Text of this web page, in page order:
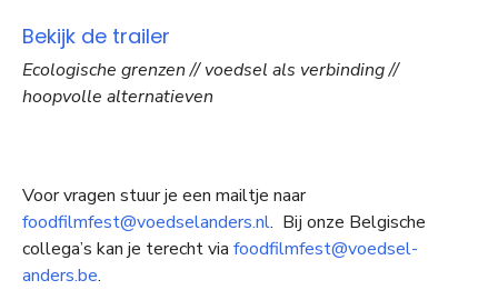
Bekijk de trailer
Ecologische grenzen // voedsel als verbinding //
hoopvolle alternatieven
Voor vragen stuur je een mailtje naar
foodfilmfest@voedselanders.nl. Bij onze Belgische
collega’s kan je terecht via foodfilmfest@voedsel-
anders.be.